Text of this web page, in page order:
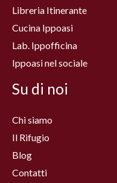
Libreria Itinerante
Cucina Ippoasi
Lab. Ippofficina
Ippoasi nel sociale
Su di noi
Chi siamo
Il Rifugio
Blog
Contatti